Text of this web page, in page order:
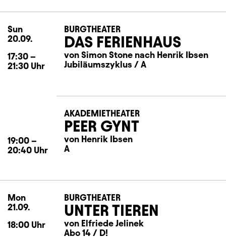
Sun
20.09.
17:30 –
21:30 Uhr
BURGTHEATER
DAS FERIENHAUS
von Simon Stone nach Henrik Ibsen
Jubiläumszyklus / A
19:00 –
20:40 Uhr
AKADEMIETHEATER
PEER GYNT
von Henrik Ibsen
A
Mon
21.09.
18:00 Uhr
BURGTHEATER
UNTER TIEREN
von Elfriede Jelinek
Abo 14 / D!